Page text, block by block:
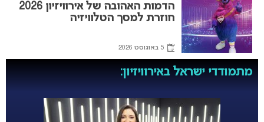
הדמות האהובה של אירוויזיון 2026
חוזרת למסך הטלוויזיה
5 באוגוסט 2026
מתמודדי ישראל באירוויזיון: